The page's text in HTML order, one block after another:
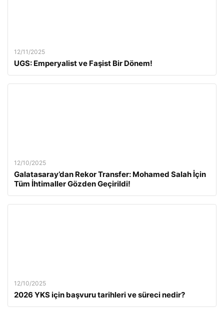
12/11/2025
UGS: Emperyalist ve Faşist Bir Dönem!
12/10/2025
Galatasaray’dan Rekor Transfer: Mohamed Salah İçin
Tüm İhtimaller Gözden Geçirildi!
12/10/2025
2026 YKS için başvuru tarihleri ve süreci nedir?